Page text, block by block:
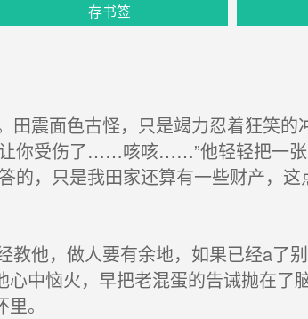
存书签
震面色古怪，只是竭力忍着狂笑的
你受伤了……咳咳……”他轻轻把一张
的，只是我田家还算有一些财产，
他，做人要有余地，如果已经a了别
中恼火，早把老混蛋的告诫抛在了
。